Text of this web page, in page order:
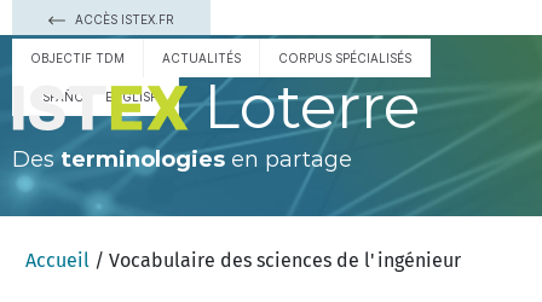
ACCÈS ISTEX.FR
OBJECTIF TDM ACTUALITÉS CORPUS SPÉCIALISÉS
ESPAÑOL ENGLISH Loterre
Des terminologies en partage
Accueil / Vocabulaire des sciences de l'ingénieur